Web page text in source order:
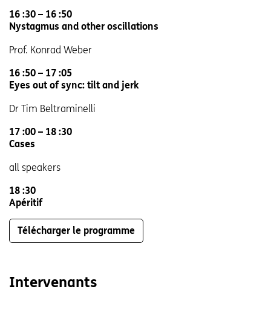
16 :30 – 16 :50
Nystagmus and other oscillations
Prof. Konrad Weber
16 :50 – 17 :05
Eyes out of sync: tilt and jerk
Dr Tim Beltraminelli
17 :00 – 18 :30
Cases
all speakers
18 :30
Apéritif
Télécharger le programme
Intervenants